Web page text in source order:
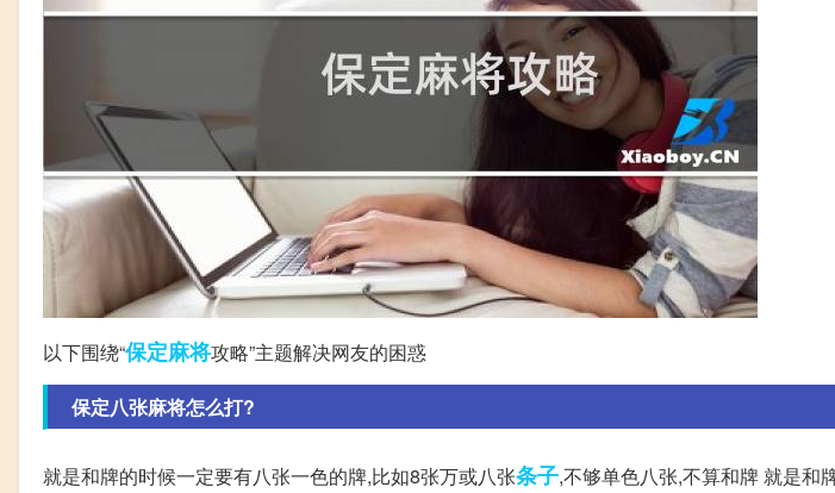
以下围绕“保定麻将攻略”主题解决网友的困惑
保定八张麻将怎么打?
就是和牌的时候一定要有八张一色的牌,比如8张万或八张条子,不够单色八张,不算和牌 就是和